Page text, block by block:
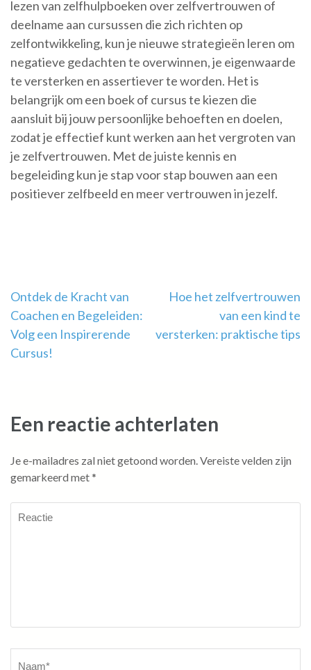
lezen van zelfhulpboeken over zelfvertrouwen of
deelname aan cursussen die zich richten op
zelfontwikkeling, kun je nieuwe strategieën leren om
negatieve gedachten te overwinnen, je eigenwaarde
te versterken en assertiever te worden. Het is
belangrijk om een boek of cursus te kiezen die
aansluit bij jouw persoonlijke behoeften en doelen,
zodat je effectief kunt werken aan het vergroten van
je zelfvertrouwen. Met de juiste kennis en
begeleiding kun je stap voor stap bouwen aan een
positiever zelfbeeld en meer vertrouwen in jezelf.
Berichtnavigatie
Ontdek de Kracht van
Coachen en Begeleiden:
Volg een Inspirerende
Cursus!
Hoe het zelfvertrouwen
van een kind te
versterken: praktische tips
Een reactie achterlaten
Je e-mailadres zal niet getoond worden.Vereiste velden zijn
gemarkeerd met*